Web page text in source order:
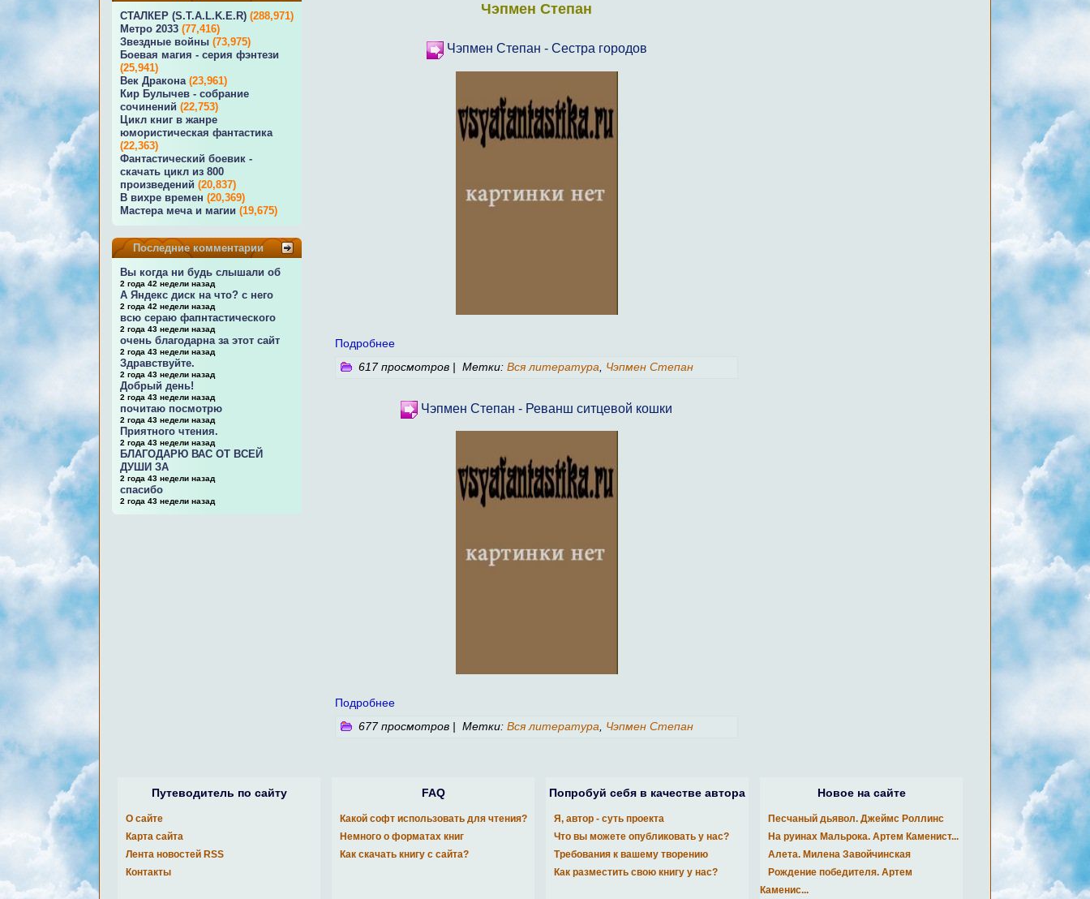
СТАЛКЕР (S.T.A.L.K.E.R) (288,971)
Метро 2033 (77,416)
Звездные войны (73,975)
Боевая магия - серия фэнтези
(25,941)
Век Дракона (23,961)
Кир Булычев - собрание
сочинений (22,753)
Цикл книг в жанре
юмористическая фантастика
(22,363)
Фантастический боевик -
скачать цикл из 800
произведений (20,837)
В вихре времен (20,369)
Мастера меча и магии (19,675)
Последние комментарии
Вы когда ни будь слышали об
2 года 42 недели назад
А Яндекс диск на что? с него
2 года 42 недели назад
всю сераю фапнтастического
2 года 43 недели назад
очень благодарна за этот сайт
2 года 43 недели назад
Здравствуйте.
2 года 43 недели назад
Добрый день!
2 года 43 недели назад
почитаю посмотрю
2 года 43 недели назад
Приятного чтения.
2 года 43 недели назад
БЛАГОДАРЮ ВАС ОТ ВСЕЙ
ДУШИ ЗА
2 года 43 недели назад
спасибо
2 года 43 недели назад
Чэпмен Степан
Чэпмен Степан - Сестра городов
Подробнее
617 просмотров | Метки: Вся литература Чэпмен Степан
Чэпмен Степан - Реванш ситцевой кошки
Подробнее
677 просмотров | Метки: Вся литература Чэпмен Степан
Путеводитель по сайту
О сайте
Карта сайта
Лента новостей RSS
Контакты
FAQ
Какой софт использовать для чтения?
Немного о форматах книг
Как скачать книгу с сайта?
Попробуй себя в качестве автора
Я, автор - суть проекта
Что вы можете опубликовать у нас?
Требования к вашему творению
Как разместить свою книгу у нас?
Новое на сайте
Песчаный дьявол. Джеймс Роллинс
На руинах Мальрока. Артем Каменист...
Алета. Милена Завойчинская
Рождение победителя. Артем
Каменис...